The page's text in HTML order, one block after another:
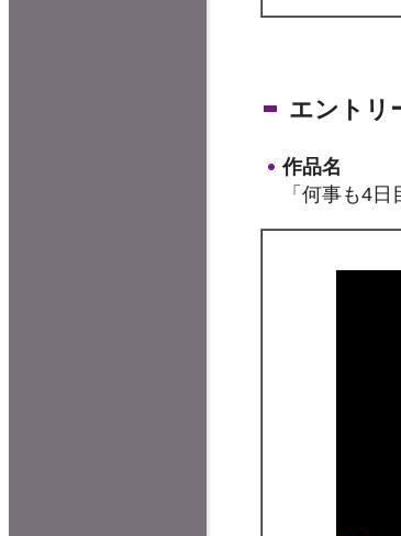
エントリ
作品名
「何事も4日